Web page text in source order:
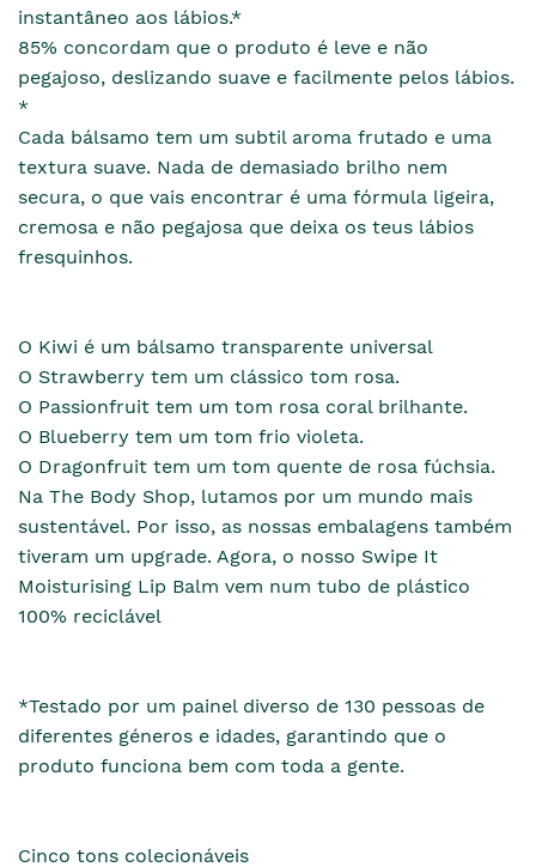
instantâneo aos lábios.*
85% concordam que o produto é leve e não
pegajoso, deslizando suave e facilmente pelos lábios.
*
Cada bálsamo tem um subtil aroma frutado e uma
textura suave. Nada de demasiado brilho nem
secura, o que vais encontrar é uma fórmula ligeira,
cremosa e não pegajosa que deixa os teus lábios
fresquinhos.
O Kiwi é um bálsamo transparente universal
O Strawberry tem um clássico tom rosa.
O Passionfruit tem um tom rosa coral brilhante.
O Blueberry tem um tom frio violeta.
O Dragonfruit tem um tom quente de rosa fúchsia.
Na The Body Shop, lutamos por um mundo mais
sustentável. Por isso, as nossas embalagens também
tiveram um upgrade. Agora, o nosso Swipe It
Moisturising Lip Balm vem num tubo de plástico
100% reciclável
*Testado por um painel diverso de 130 pessoas de
diferentes géneros e idades, garantindo que o
produto funciona bem com toda a gente.
Cinco tons colecionáveis